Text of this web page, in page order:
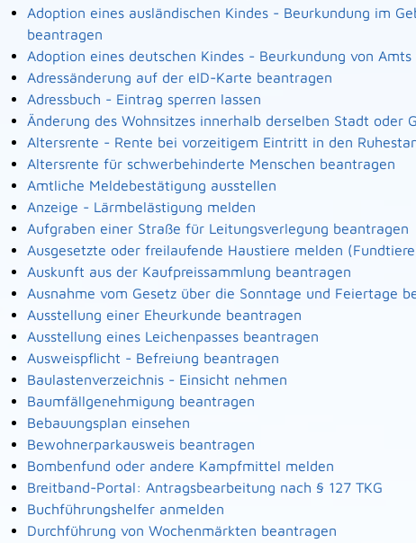
Adoption eines ausländischen Kindes - Beurkundung im
beantragen
Adoption eines deutschen Kindes - Beurkundung von Amts
Adressänderung auf der eID-Karte beantragen
Adressbuch - Eintrag sperren lassen
Änderung des Wohnsitzes innerhalb derselben Stadt oder
Altersrente - Rente bei vorzeitigem Eintritt in den
Altersrente für schwerbehinderte Menschen beantragen
Amtliche Meldebestätigung ausstellen
Anzeige - Lärmbelästigung melden
Aufgraben einer Straße für Leitungsverlegung beantragen
Ausgesetzte oder freilaufende Haustiere melden
Auskunft aus der Kaufpreissammlung beantragen
Ausnahme vom Gesetz über die Sonntage und Feiertage
Ausstellung einer Eheurkunde beantragen
Ausstellung eines Leichenpasses beantragen
Ausweispflicht - Befreiung beantragen
Baulastenverzeichnis - Einsicht nehmen
Baumfällgenehmigung beantragen
Bebauungsplan einsehen
Bewohnerparkausweis beantragen
Bombenfund oder andere Kampfmittel melden
Breitband-Portal: Antragsbearbeitung nach § 127 TKG
Buchführungshelfer anmelden
Durchführung von Wochenmärkten beantragen